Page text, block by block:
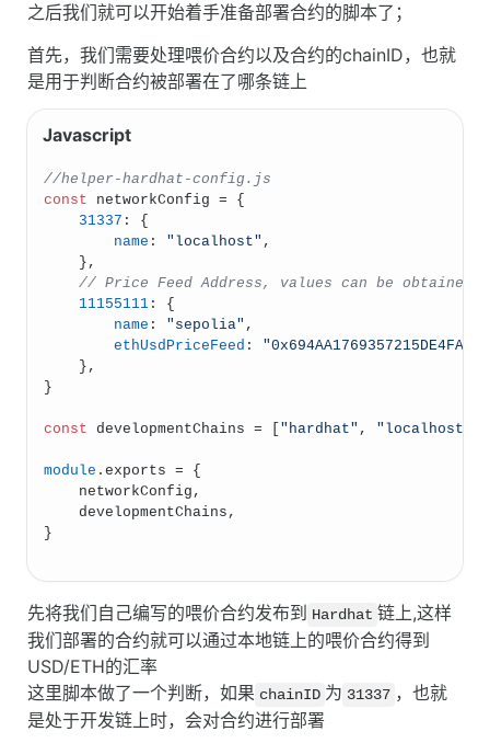
之后我们就可以开始着手准备部署合约的脚本了；
首先，我们需要处理喂价合约以及合约的chainID，也就
是用于判断合约被部署在了哪条链上
//helper-hardhat-config.js
const networkConfig = {
31337 : {
name : "localhost" ,
    },
// Price Feed Address, values can be
11155111 : {
name : "sepolia" ,
ethUsdPriceFeed :
    },
}
const developmentChains = [ "hardhat" , "localhost"
module .exports = {
    networkConfig,
    developmentChains,
}
先将我们自己编写的喂价合约发布到 Hardhat 链上,这样
我们部署的合约就可以通过本地链上的喂价合约得到
USD/ETH的汇率
这里脚本做了一个判断，如果 chainID 为 31337 ，也就
是处于开发链上时，会对合约进行部署